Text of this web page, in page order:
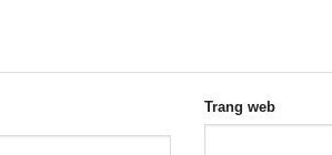
Trang web